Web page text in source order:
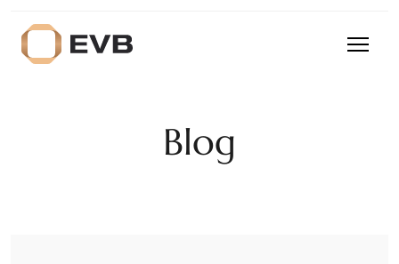
Blog